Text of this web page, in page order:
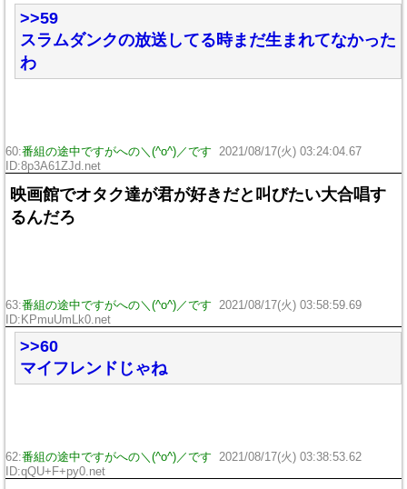
>>59
スラムダンクの放送してる時まだ生まれてなかった
わ
60:番組の途中ですがへの＼(^o^)／です
2021/08/17(火) 03:24:04.67
ID:8p3A61ZJd.net
映画館でオタク達が君が好きだと叫びたい大合唱す
るんだろ
63:番組の途中ですがへの＼(^o^)／です
2021/08/17(火) 03:58:59.69
ID:KPmuUmLk0.net
>>60
マイフレンドじゃね
62:番組の途中ですがへの＼(^o^)／です
2021/08/17(火) 03:38:53.62
ID:qQU+F+py0.net